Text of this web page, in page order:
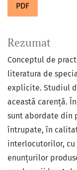
PDF
Rezumat
Conceptul de
literatura de
explicite. Studiul
această carență.
sunt abordate din
întrupate, în
interlocutorilor, cu
enunțurilor